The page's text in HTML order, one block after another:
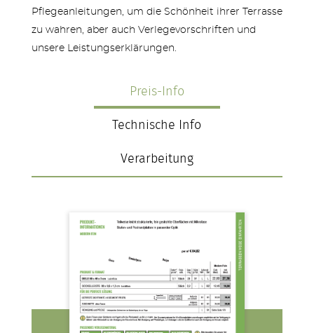
Pflegeanleitungen, um die Schönheit ihrer Terrasse
zu wahren, aber auch Verlegevorschriften und
unsere Leistungserklärungen.
Preis-Info
Technische Info
Verarbeitung